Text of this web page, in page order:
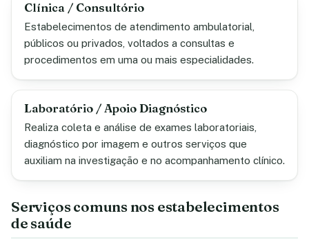
Clínica / Consultório
Estabelecimentos de atendimento ambulatorial,
públicos ou privados, voltados a consultas e
procedimentos em uma ou mais especialidades.
Laboratório / Apoio Diagnóstico
Realiza coleta e análise de exames laboratoriais,
diagnóstico por imagem e outros serviços que
auxiliam na investigação e no acompanhamento clínico.
Serviços comuns nos estabelecimentos
de saúde